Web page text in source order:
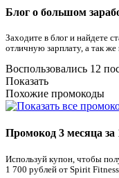
Блог о большом
Заходите в блог и найдете
отличную зарплату, а так
Воспользовались 12
Показать
Похожие промокоды
Промокод 3 месяца за
Используй купон, чтобы
1 700 рублей от Spirit Fitness